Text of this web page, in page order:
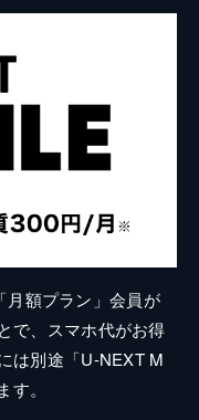
月額プラン」会員が
で、スマホ代がお得
は別途「U-NEXT M
。